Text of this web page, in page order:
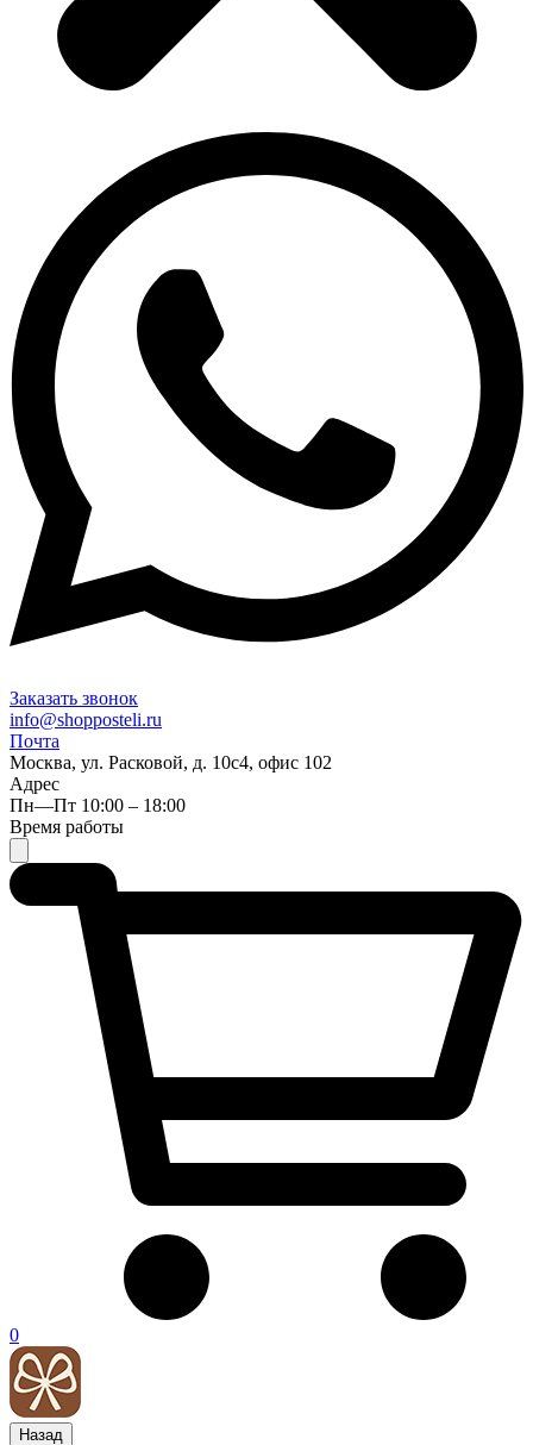
Заказать звонок
info@shopposteli.ru
Почта
Москва, ул. Расковой, д. 10с4, офис 102
Адрес
Пн—Пт 10:00 – 18:00
Время работы
0
Назад